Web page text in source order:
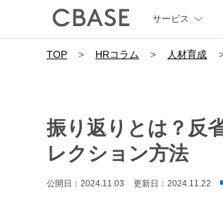
サービス
TOP > HRコラム > 人材育成
振り返りとは？反
レクション方法
公開日：2024.11.03 更新日：2024.11.22